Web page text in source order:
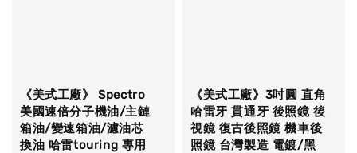
《美式工廠》 Spectro
美國速倍分子機油/主鏈
箱油/變速箱油/濾油芯
換油 哈雷touring 專用
《美式工廠》3吋圓 直角
哈雷牙 貫通牙 後照鏡 後
視鏡 復古後照鏡 機車後
照鏡 台灣製造 電鍍/黑